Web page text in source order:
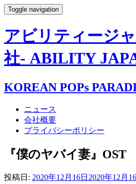
Toggle navigation
アビリティージ
社- ABILITY
KOREAN POPs
ニュース
会社概要
プライバシーポリシー
『僕のヤバイ妻』OST
投稿日: 2020年12月16日 2020年12月